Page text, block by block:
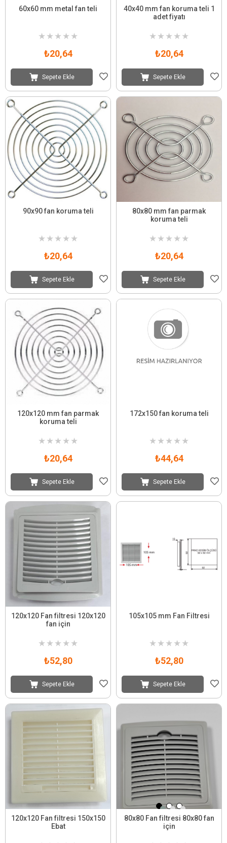
60x60 mm metal fan teli
★ ★ ★ ★ ★
₺20,64
Sepete Ekle
40x40 mm fan koruma teli 1
adet fiyatı
★ ★ ★ ★ ★
₺20,64
Sepete Ekle
90x90 fan koruma teli
★ ★ ★ ★ ★
₺20,64
Sepete Ekle
80x80 mm fan parmak
koruma teli
★ ★ ★ ★ ★
₺20,64
Sepete Ekle
120x120 mm fan parmak
koruma teli
★ ★ ★ ★ ★
₺20,64
Sepete Ekle
172x150 fan koruma teli
★ ★ ★ ★ ★
₺44,64
Sepete Ekle
120x120 Fan filtresi 120x120
fan için
★ ★ ★ ★ ★
₺52,80
Sepete Ekle
105x105 mm Fan Filtresi
★ ★ ★ ★ ★
₺52,80
Sepete Ekle
120x120 Fan filtresi 150x150
Ebat
80x80 Fan filtresi 80x80 fan
için